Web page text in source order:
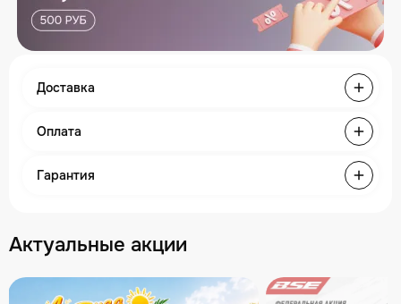
Доставка
Оплата
Гарантия
Актуальные акции